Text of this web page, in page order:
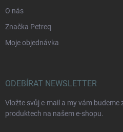
O nás
Značka Petreq
Moje objednávka
ODEBÍRAT NEWSLETTER
Vložte svůj e-mail a my vám
produktech na našem e-shopu.